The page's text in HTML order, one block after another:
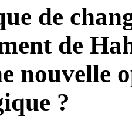
de
de
nouvelle
?